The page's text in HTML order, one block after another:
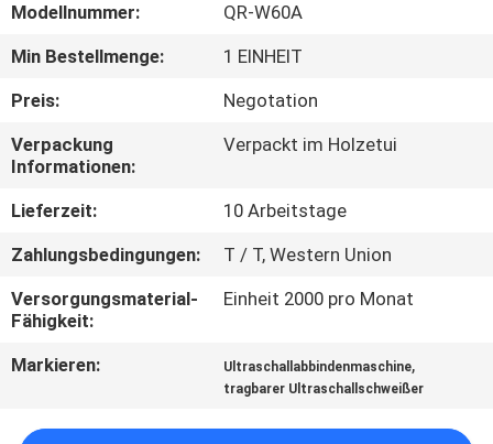
QUALITÄTSKONTROLLE
KONTAKTIEREN
SIE
UNS
RECHTSSACHEN
ANGEBOT
Modellnummer:
QR-W60A
Min Bestellmenge:
1 EINHEIT
Preis:
Negotation
Verpackung
Informationen:
Verpackt im Holzetui
Lieferzeit:
10 Arbeitstage
Zahlungsbedingungen:
T / T, Western Union
Versorgungsmaterial-
Fähigkeit:
Einheit 2000 pro Monat
Markieren: Ultraschallabbindenmaschine,
tragbarer Ultraschallschweißer